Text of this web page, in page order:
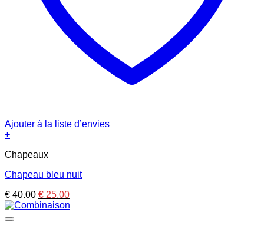
Ajouter à la liste d’envies
+
Chapeaux
Chapeau bleu nuit
€40.00 Le
prix
€ 25.00Le
prix